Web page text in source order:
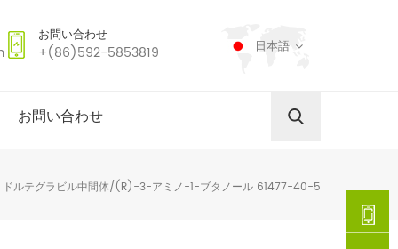
お問い合わせ
+(86)592-5853819 日本語
お問い合わせ
ドルテグラビル中間体/(R)-3-アミノ-1-ブタノール 61477-40-5